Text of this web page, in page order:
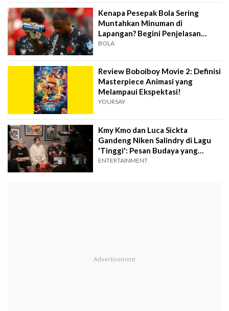
Kenapa Pesepak Bola Sering
Muntahkan Minuman di
Lapangan? Begini Penjelasan
Pakar
BOLA
Review Boboiboy Movie 2: Definisi
Masterpiece Animasi yang
Melampaui Ekspektasi!
YOURSAY
Kmy Kmo dan Luca Sickta
Gandeng Niken Salindry di Lagu
'Tinggi': Pesan Budaya yang
Mendalam
ENTERTAINMENT